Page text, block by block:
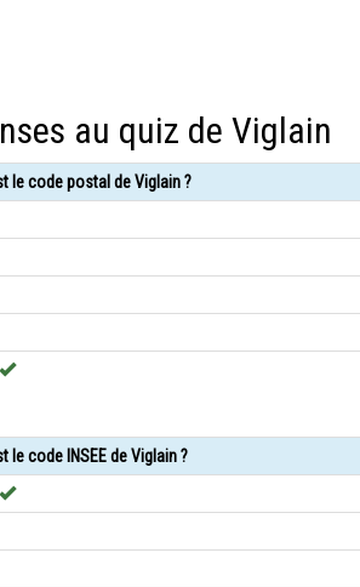
au quiz de Viglain
le code postal de Viglain ?
le code INSEE de Viglain ?